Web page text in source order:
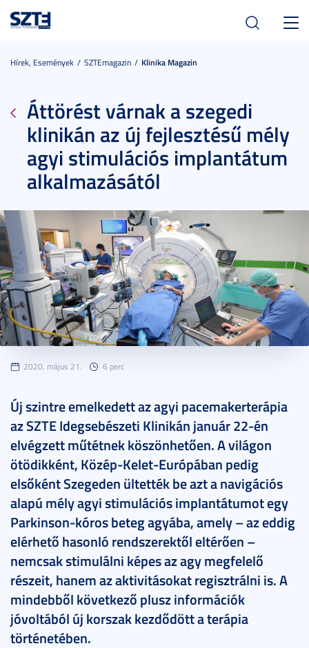
Hírek, Események SZTEmagazin Klinika Magazin
Áttörést várnak a szegedi
klinikán az új fejlesztésű mély
agyi stimulációs implantátum
alkalmazásától
2020. május 21. 6 perc
Új szintre emelkedett az agyi pacemakerterápia
az SZTE Idegsebészeti Klinikán január 22-én
elvégzett műtétnek köszönhetően. A világon
ötödikként, Közép-Kelet-Európában pedig
elsőként Szegeden ültették be azt a navigációs
alapú mély agyi stimulációs implantátumot egy
Parkinson-kóros beteg agyába, amely – az eddig
elérhető hasonló rendszerektől eltérően –
nemcsak stimulálni képes az agy megfelelő
részeit, hanem az aktivitásokat regisztrálni is. A
mindebből következő plusz információk
jóvoltából új korszak kezdődött a terápia
történetében.